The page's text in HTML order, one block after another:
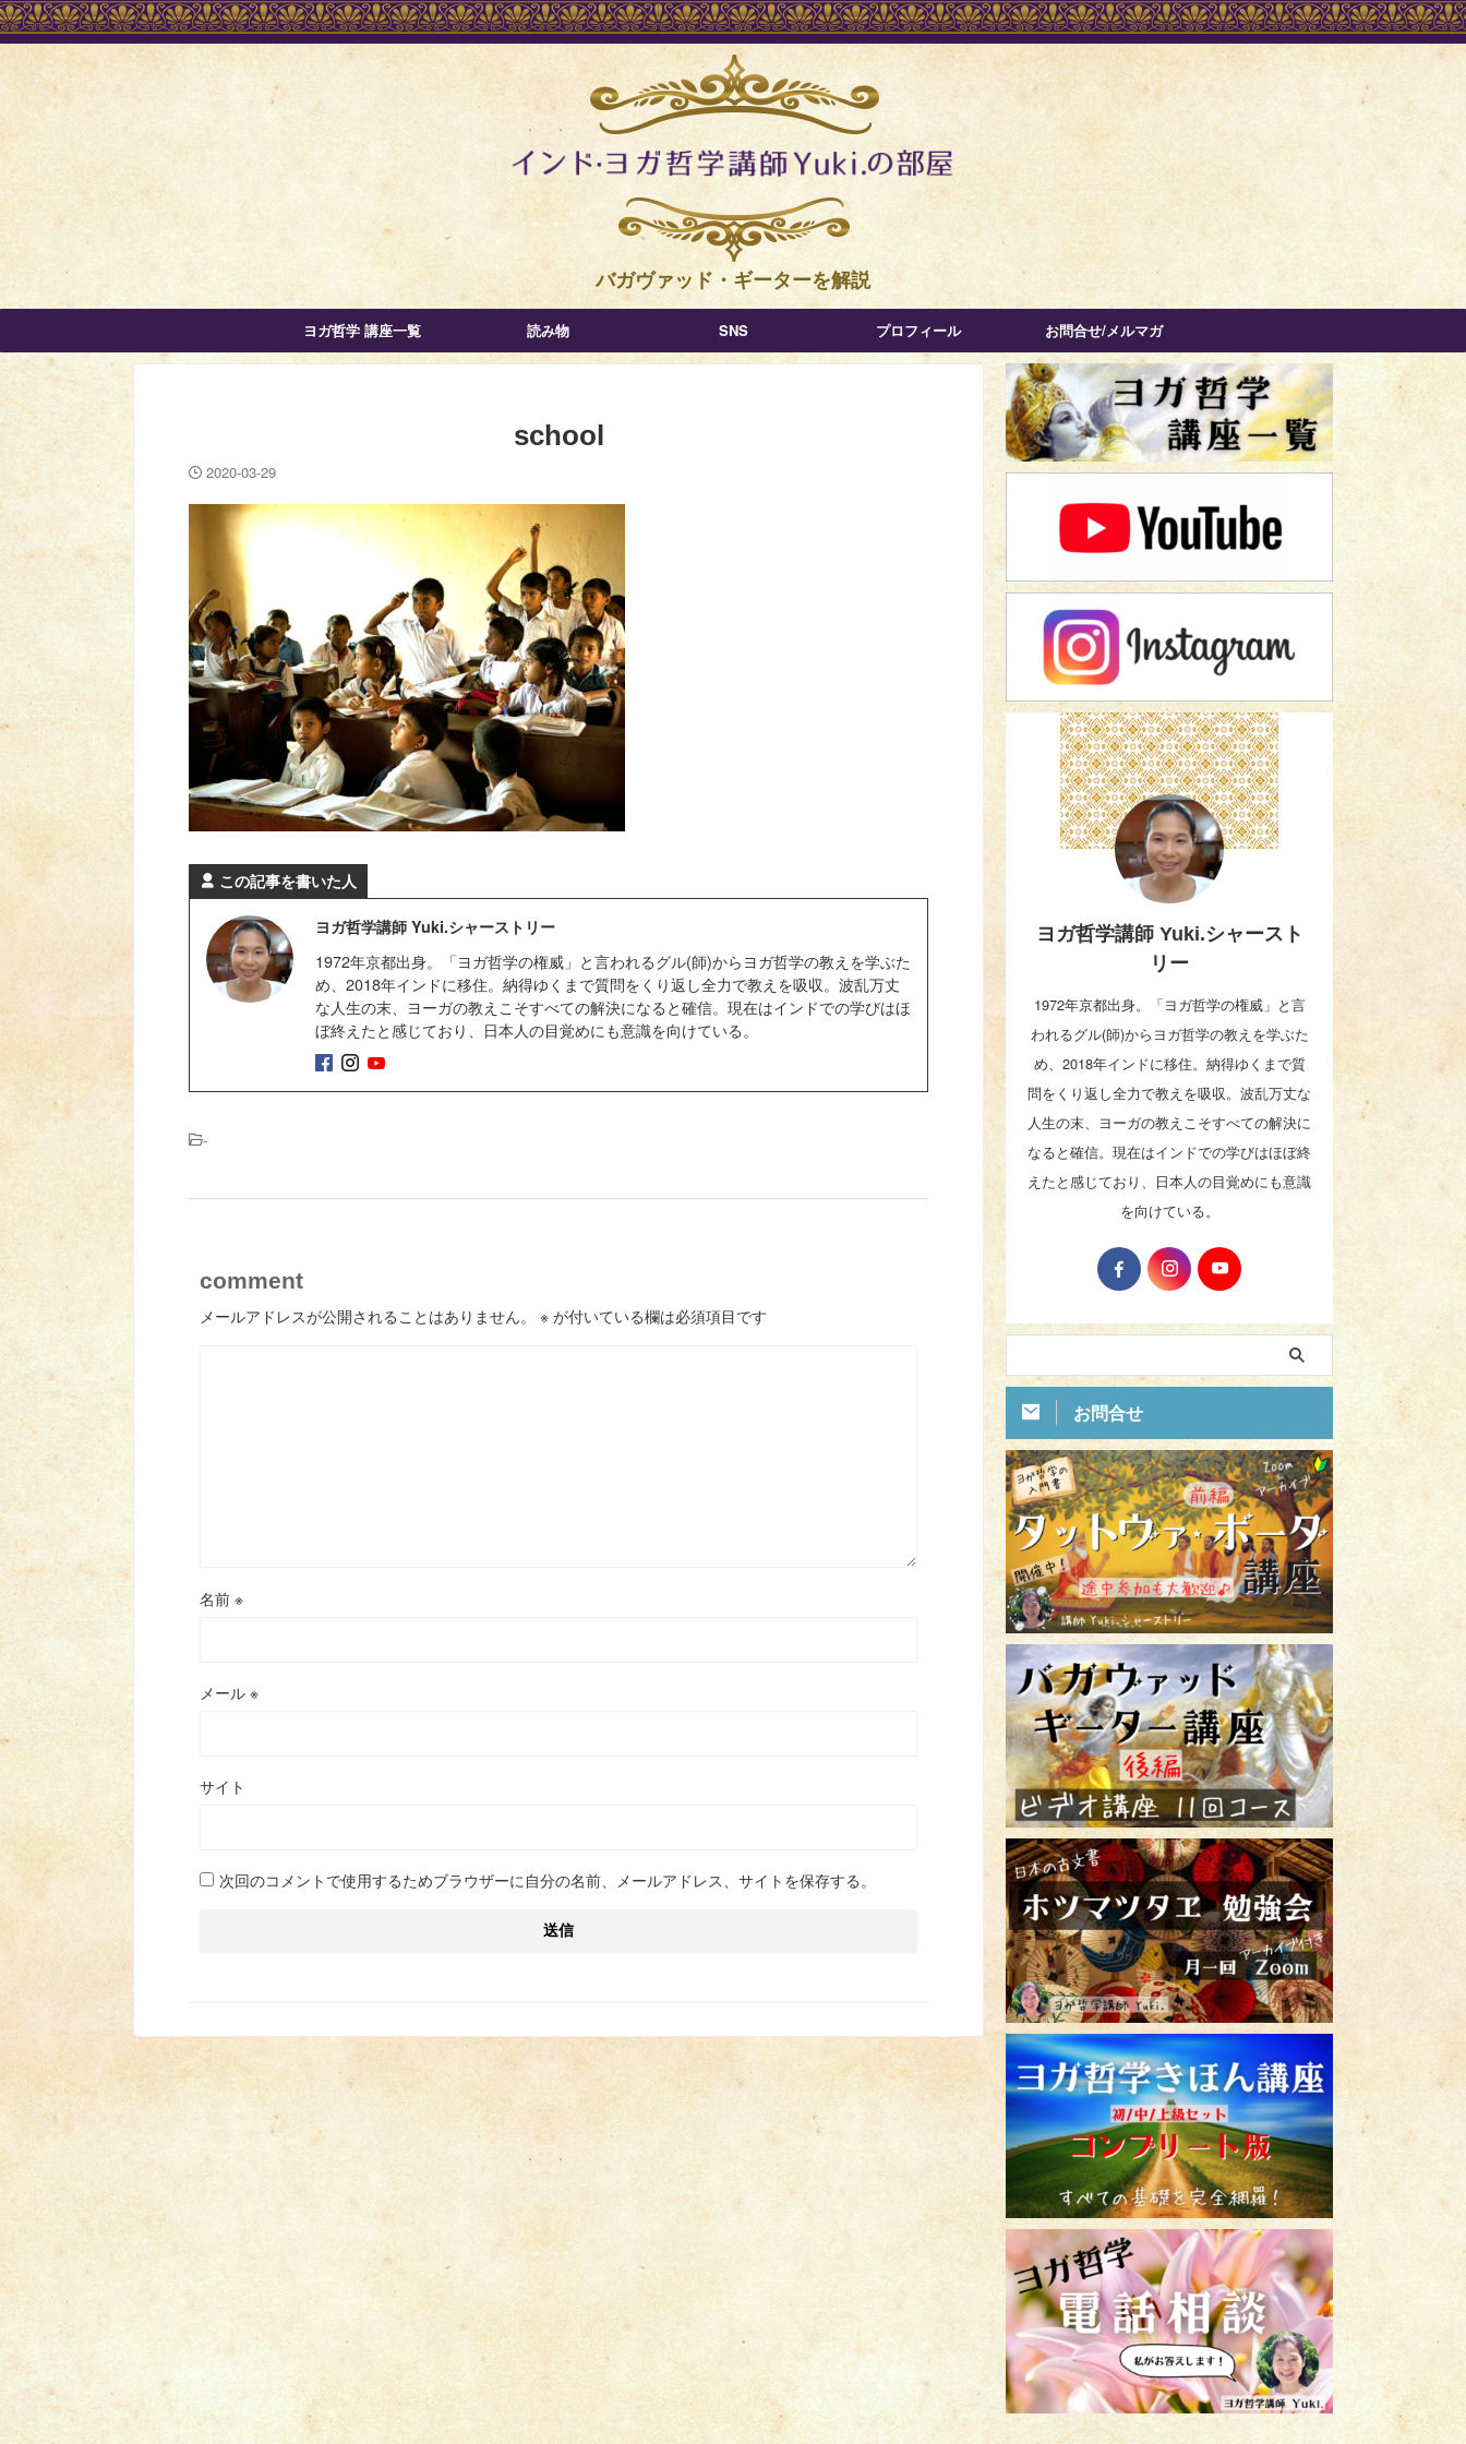
バガヴァッド・ギーターを解説
ヨガ哲学 講座一覧 読み物 SNS プロフィール お問合せ/メルマガ
school
2020-03-29
この記事を書いた人
ヨガ哲学講師 Yuki.シャーストリー
1972年京都出身。「ヨガ哲学の権威」と言われるグル(師)からヨガ哲学の教えを学ぶた
め、2018年インドに移住。納得ゆくまで質問をくり返し全力で教えを吸収。波乱万丈
な人生の末、ヨーガの教えこそすべての解決になると確信。現在はインドでの学びはほ
ぼ終えたと感じており、日本人の目覚めにも意識を向けている。
-
comment
メールアドレスが公開されることはありません。 ※ が付いている欄は必須項目です
名前 ※
メール ※
サイト
次回のコメントで使用するためブラウザーに自分の名前、メールアドレス、サイトを保存する。
ヨガ哲学講師 Yuki.シャースト
リー
1972年京都出身。「ヨガ哲学の権威」と言
われるグル(師)からヨガ哲学の教えを学ぶた
め、2018年インドに移住。納得ゆくまで質
問をくり返し全力で教えを吸収。波乱万丈な
人生の末、ヨーガの教えこそすべての解決に
なると確信。現在はインドでの学びはほぼ終
えたと感じており、日本人の目覚めにも意識
を向けている。
お問合せ